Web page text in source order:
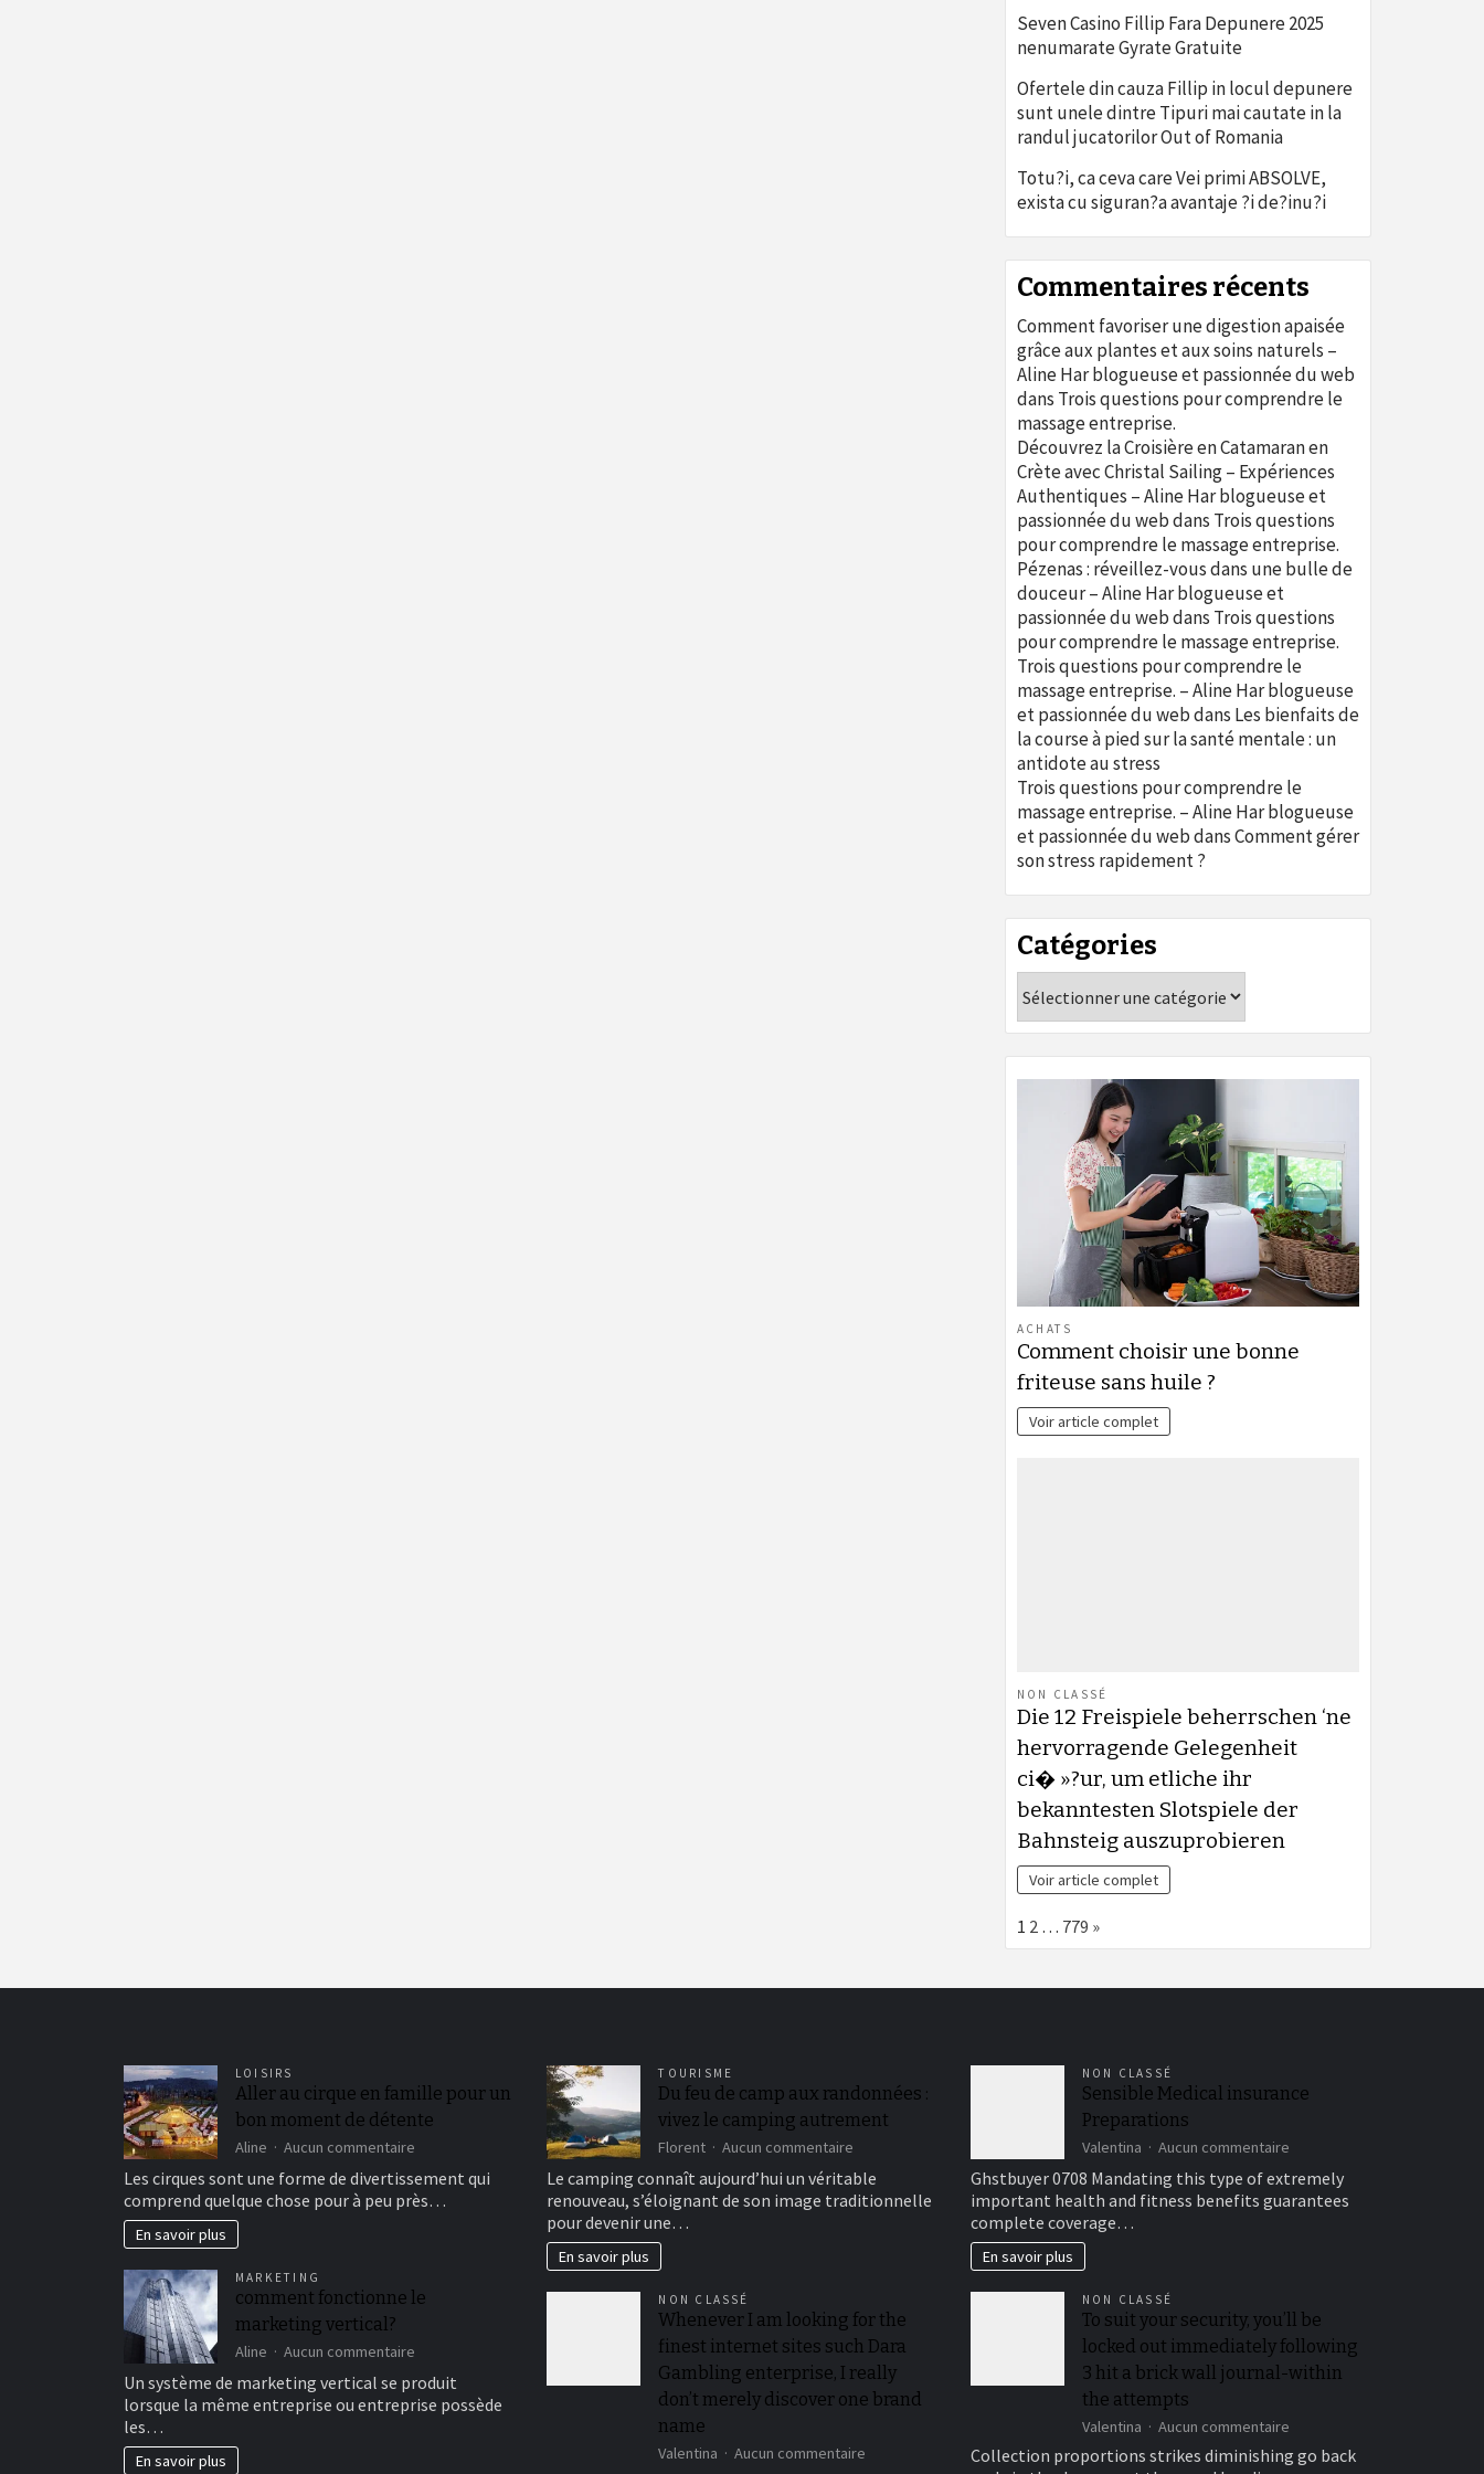
Seven Casino Fillip Fara Depunere 2025
nenumarate Gyrate Gratuite
Ofertele din cauza Fillip in locul depunere
sunt unele dintre Tipuri mai cautate in la
randul jucatorilor Out of Romania
Totu?i, ca ceva care Vei primi ABSOLVE,
exista cu siguran?a avantaje ?i de?inu?i
Commentaires récents
Comment favoriser une digestion apaisée
grâce aux plantes et aux soins naturels –
Aline Har blogueuse et passionnée du web
dans Trois questions pour comprendre le
massage entreprise.
Découvrez la Croisière en Catamaran en
Crète avec Christal Sailing – Expériences
Authentiques – Aline Har blogueuse et
passionnée du webdans Trois questions
pour comprendre le massage entreprise.
Pézenas : réveillez-vous dans une bulle de
douceur – Aline Har blogueuse et
passionnée du webdans Trois questions
pour comprendre le massage entreprise.
Trois questions pour comprendre le
massage entreprise. – Aline Har blogueuse
et passionnée du webdans Les bienfaits de
la course à pied sur la santé mentale : un
antidote au stress
Trois questions pour comprendre le
massage entreprise. – Aline Har blogueuse
et passionnée du webdansComment gérer
son stress rapidement ?
Catégories
ACHATS
Comment choisir une bonne
friteuse sans huile ?
Voir article complet
NON CLASSÉ
Die 12 Freispiele beherrschen ‘ne
hervorragende Gelegenheit
ci� »?ur, um etliche ihr
bekanntesten Slotspiele der
Bahnsteig auszuprobieren
Voir article complet
Page:
1 2 … 779 Next
»
LOISIRS
Aller au cirque en famille pour un
bon moment de détente
Aline Aucun commentaire
au
cirque
bon
Les cirques sont une forme de divertissement qui
comprend quelque chose pour à peu près…
En savoir plus
MARKETING
comment fonctionne le
marketing vertical?
Aline Aucun commentaire
fonctionne
le
Un système de marketing vertical se produit
lorsque la même entreprise ou entreprise possède
les…
En savoir plus
TOURISME
Du feu de camp aux randonnées :
vivez le camping autrement
Florent Aucun commentaire
feu
de
le
camping
autrement
Le camping connaît aujourd’hui un véritable
renouveau, s’éloignant de son image traditionnelle
pour devenir une…
En savoir plus
NON CLASSÉ
Whenever I am looking for the
finest internet sites such Dara
Gambling enterprise, I really
don’t merely discover one brand
name
Valentina Aucun commentaire
NON CLASSÉ
Sensible Medical insurance
Preparations
Valentina Aucun commentairesur
Medical
insurance
Ghstbuyer 0708 Mandating this type of extremely
important health and fitness benefits guarantees
complete coverage…
En savoir plus
NON CLASSÉ
To suit your security, you’ll be
locked out immediately following
3 hit a brick wall journal-within
the attempts
Valentina Aucun commentairesur
suit
Collection proportions strikes diminishing go back